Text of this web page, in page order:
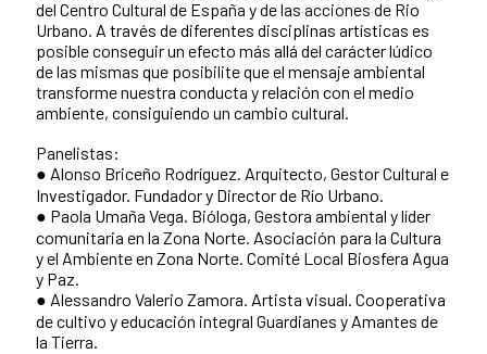
del Centro Cultural de España y de las acciones de Rio
Urbano. A través de diferentes disciplinas artísticas es
posible conseguir un efecto más allá del carácter lúdico
de las mismas que posibilite que el mensaje ambiental
transforme nuestra conducta y relación con el medio
ambiente, consiguiendo un cambio cultural.
Panelistas:
● Alonso Briceño Rodríguez. Arquitecto, Gestor Cultural e
Investigador. Fundador y Director de Río Urbano.
● Paola Umaña Vega. Bióloga, Gestora ambiental y líder
comunitaria en la Zona Norte. Asociación para la Cultura
y el Ambiente en Zona Norte. Comité Local Biosfera Agua
y Paz.
● Alessandro Valerio Zamora. Artista visual. Cooperativa
de cultivo y educación integral Guardianes y Amantes de
la Tierra.